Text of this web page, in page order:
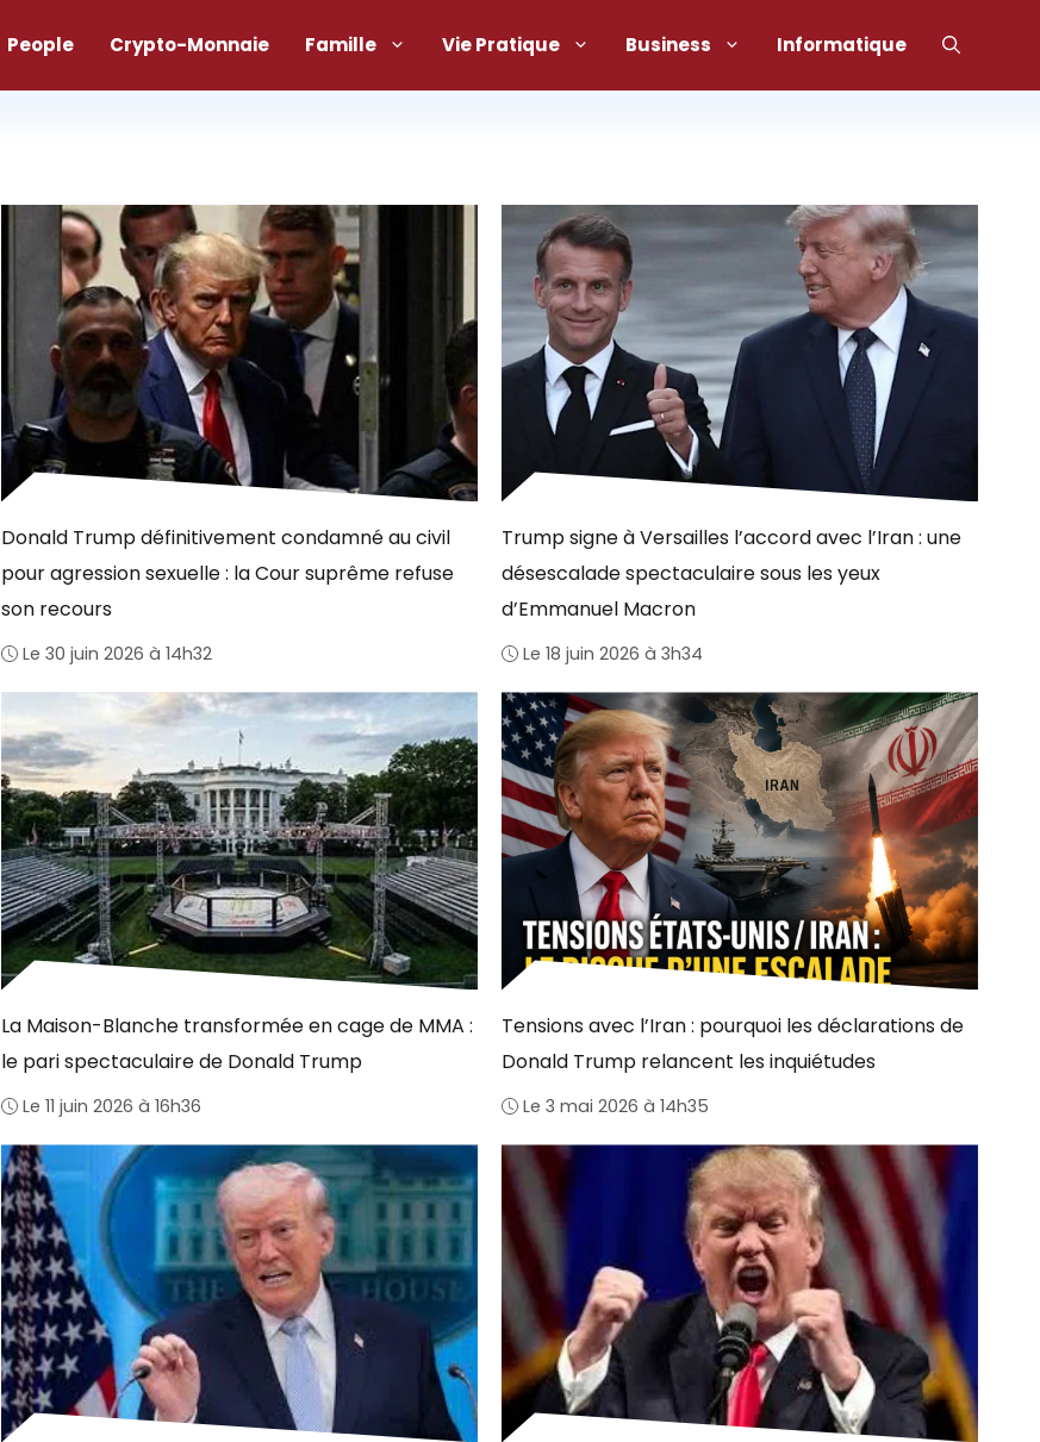
People Crypto-Monnaie Famille Vie Pratique Business Informatique
Donald Trump définitivement condamné au civil
pour agression sexuelle : la Cour suprême refuse
son recours
Le 30 juin 2026 à 14h32
Trump signe à Versailles l’accord avec l’Iran : une
désescalade spectaculaire sous les yeux
d’Emmanuel Macron
Le 18 juin 2026 à 3h34
La Maison-Blanche transformée en cage de MMA :
le pari spectaculaire de Donald Trump
Le 11 juin 2026 à 16h36
Tensions avec l’Iran : pourquoi les déclarations de
Donald Trump relancent les inquiétudes
Le 3 mai 2026 à 14h35